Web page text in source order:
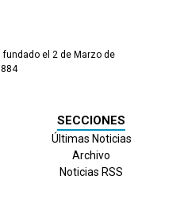
fundado el 2 de Marzo de
SECCIONES
Últimas Noticias
Archivo
Noticias RSS